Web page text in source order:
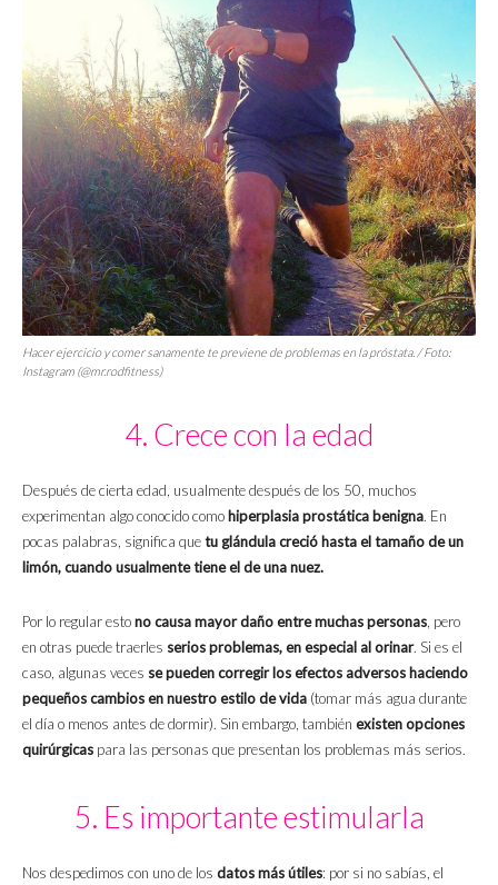
Hacer ejercicio y comer sanamente te previene de problemas en la próstata. / Foto:
Instagram (@mr.rodfitness)
4. Crece con la edad
Después de cierta edad, usualmente después de los 50, muchos
experimentan algo conocido como hiperplasia prostática benigna. En
pocas palabras, significa quetu glándula creció hasta el tamaño de un
limón, cuando usualmente tiene el de una nuez.
Por lo regular estono causa mayor daño entre muchas personas , pero
en otras puede traerles serios problemas, en especial al orinar. Si es el
caso, algunas veces se pueden corregir los efectos adversos haciendo
pequeños cambios en nuestro estilo de vida (tomar más agua durante
el día o menos antes de dormir). Sin embargo, también existen opciones
quirúrgicas para las personas que presentan los problemas más serios.
5. Es importante estimularla
Nos despedimos con uno de los datos más útiles: por si no sabías, el